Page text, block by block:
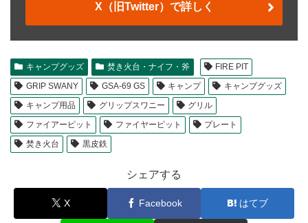
X（旧Twitter）で詳しく
キャンプグッズ 焚き火台・ナイフ・斧
FIRE PIT
GRIP SWANY
GSA-69 GS キャンプ
キャンプグッズ
キャンプ用品
グリップスワニー
グリル
ファイアーピット
ファイヤーピット
プレート
焚き火台
黒皮鉄
シェアする
X Facebook はてブ